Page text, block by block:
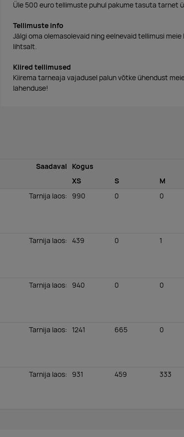
Üle 500 euro tellimuste puhul pakume tasuta tarnet
Tellimuste info
Jälgi oma olemasolevaid ning eelnevaid tellimusi
lihtsalt.
Kiired tellimused
Kiirema tarneaja vajadusel palun võtke ühendust
lahenduse!
Saadaval
Kogus
XS
S M
Tarnija laos: 990 0 0
Tarnija laos: 439 0 1
Tarnija laos: 940 0 0
Tarnija laos: 1241 665 0
Tarnija laos: 931 459 333